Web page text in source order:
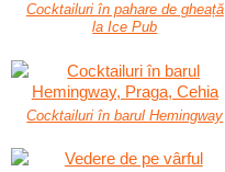
Cocktailuri în pahare de gheață
la Ice Pub
Cocktailuri în barul Hemingway